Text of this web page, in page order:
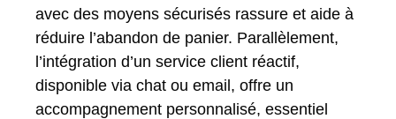
avec des moyens sécurisés rassure et aide à
réduire l’abandon de panier. Parallèlement,
l’intégration d’un service client réactif,
disponible via chat ou email, offre un
accompagnement personnalisé, essentiel